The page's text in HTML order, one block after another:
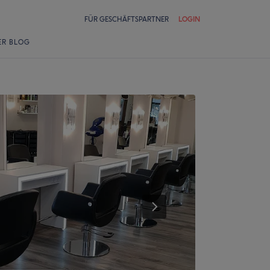
FÜR GESCHÄFTSPARTNER LOGIN
BLOG